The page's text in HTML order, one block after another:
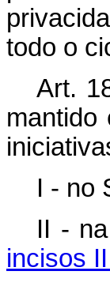
todo o
Art.
mantido
I - no
II -
incisos II